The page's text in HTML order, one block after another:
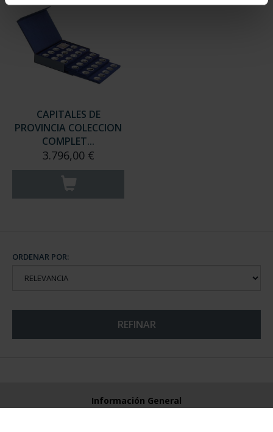
CAPITALES DE
PROVINCIA COLECCION
COMPLET...
3.796,00 €
ORDENAR POR:
REFINAR
Información General